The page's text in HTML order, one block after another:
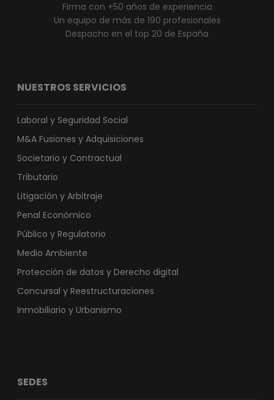
Firma con +50 años de experiencia
Un equipo de más de 190 profesionales
Despacho en el top 20 de España
NUESTROS SERVICIOS
Laboral y Seguridad Social
M&A Fusiones y Adquisiciones
Societario y Contractual
Tributario
Litigación y Arbitraje
Penal Económico
Público y Regulatorio
Medio Ambiente
Protección de datos y Derecho digital
Concursal y Reestructuraciones
Inmobiliario y Urbanismo
SEDES